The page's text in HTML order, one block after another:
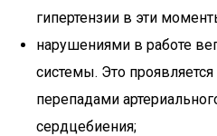
гипертензии в эти
нарушениями в работе
системы. Это
перепадами
сердцебиения;